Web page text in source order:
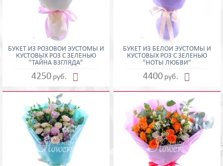
БУКЕТ ИЗ РОЗОВОЙ ЭУСТОМЫ И
КУСТОВЫХ РОЗ С ЗЕЛЕНЬЮ
"ТАЙНА ВЗГЛЯДА"
4250 руб. 
БУКЕТ ИЗ БЕЛОЙ ЭУСТОМЫ И
КУСТОВЫХ РОЗ С ЗЕЛЕНЬЮ
"НОТЫ ЛЮБВИ"
4400 руб. 